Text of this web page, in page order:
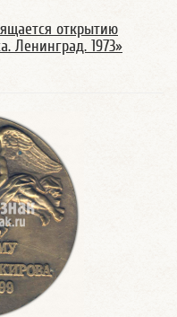
открытию
Ленинград. 1973»